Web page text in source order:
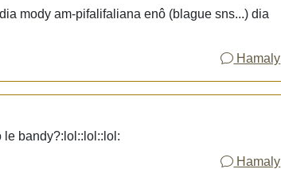
mody am-pifalifaliana enô (blague sns...) dia
Hamaly
le bandy?:lol::lol::lol:
Hamaly